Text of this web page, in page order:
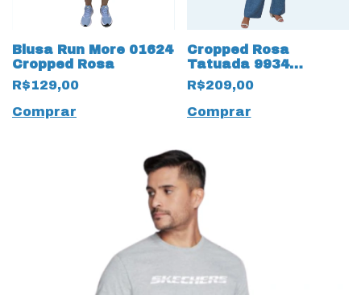
Blusa Run More 01624
Cropped Rosa
R$129,00
Comprar
Cropped Rosa
Tatuada 9934
Algodão com
Nervuras Branco
R$209,00
Comprar